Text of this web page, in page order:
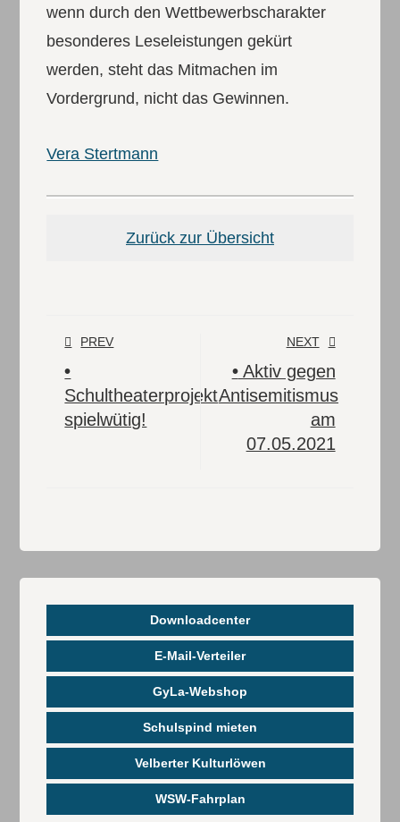
wenn durch den Wettbewerbscharakter
besonderes Leseleistungen gekürt
werden, steht das Mitmachen im
Vordergrund, nicht das Gewinnen.
Vera Stertmann
Zurück zur Übersicht
PREV
•
Schultheaterprojekt
spielwütig!
NEXT
•Aktiv gegen
Antisemitismus
am
07.05.2021
Downloadcenter
E-Mail-Verteiler
GyLa-Webshop
Schulspind mieten
Velberter Kulturlöwen
WSW-Fahrplan